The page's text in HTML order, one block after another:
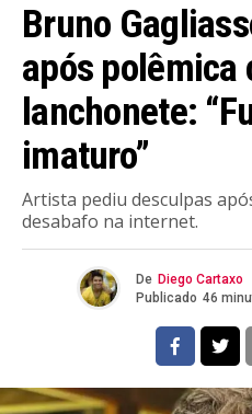
Bruno
após polêmica
lanchonete:
imaturo”
Artista pediu desculpas
desabafo na internet.
De Diego Cartaxo
Publicado 46